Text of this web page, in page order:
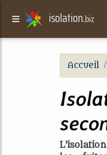
isolation.biz
Accueil